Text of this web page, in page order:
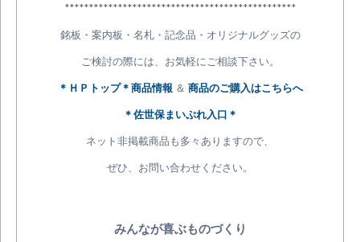
************************************************
銘板・案内板・名札・記念品・オリジナルグッズの
ご検討の際には、お気軽にご相談下さい。
＊ＨＰトップ＊商品情報 ＆ 商品のご購入はこちらへ
＊佐世保まいぷれ入口＊
ネット非掲載商品も多々ありますので、
ぜひ、お問い合わせください。
みんなが喜ぶものづくり